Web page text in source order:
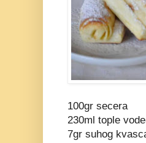
100gr secera
230ml tople
7gr suhog